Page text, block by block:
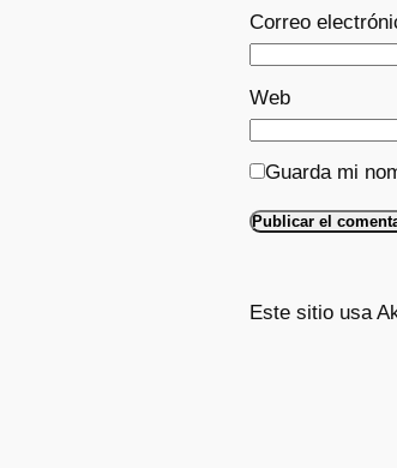
Correo
Web
Guarda mi
Este sitio usa